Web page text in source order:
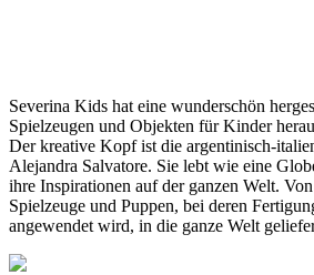
Severina Kids hat eine wunderschön
Spielzeugen und Objekten für Kinder
Der kreative Kopf ist die argentinisch-
Alejandra Salvatore. Sie lebt wie eine
ihre Inspirationen auf der ganzen Welt.
Spielzeuge und Puppen, bei deren
angewendet wird, in die ganze Welt